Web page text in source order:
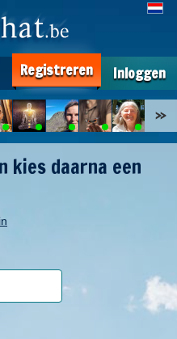
Registreren Inloggen
kies daarna een